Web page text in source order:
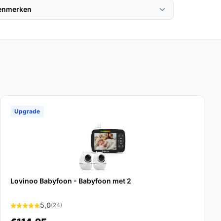
Upgrade
Lovinoo Babyfoon - Babyfoon met 2
5,0(24)